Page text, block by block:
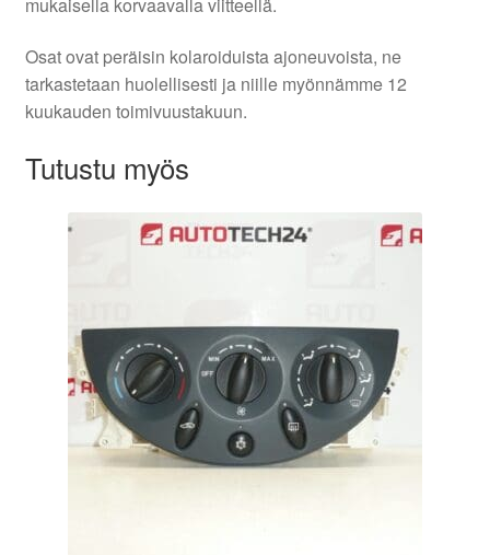
Osat ovat peräisin kolaroiduista ajoneuvoista, ne
tarkastetaan huolellisesti ja niille myönnämme 12
kuukauden toimivuustakuun.
Tutustu myös